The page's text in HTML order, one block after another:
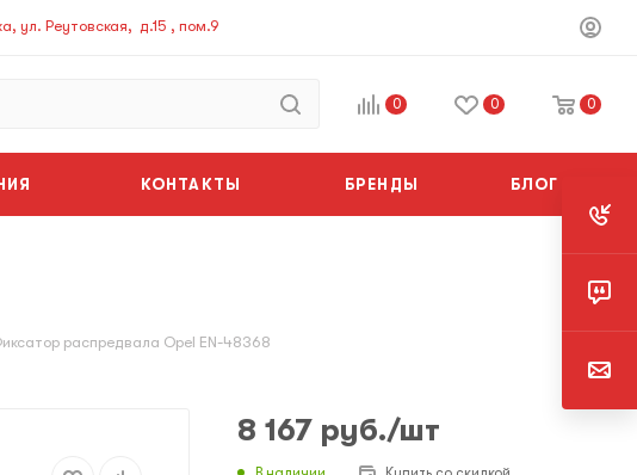
ул. Реутовская, д.15 , пом.9
0 0 0
КОНТАКТЫ БРЕНДЫ БЛОГ
распредвала Opel EN-48368
8 167 руб./шт